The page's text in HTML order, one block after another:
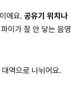
이에요. 공유기 위치나
이가 잘 안 닿는 음영
대역으로 나뉘어요.